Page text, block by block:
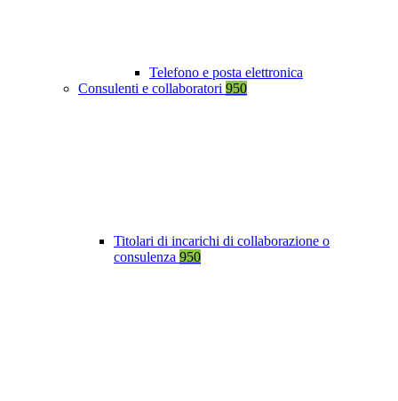
Telefono e posta elettronica
Consulenti e collaboratori 950
Titolari di incarichi di collaborazione o
consulenza 950